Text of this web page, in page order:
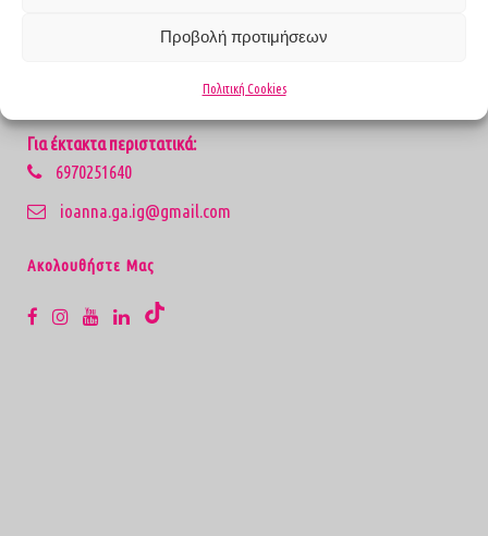
Προβολή προτιμήσεων
Πολιτική Cookies
Ιπποκράτους 21, Μαρούσι Τ.Κ. 15123
Για έκτακτα περιστατικά:
6970251640
ioanna.ga.ig@gmail.com
Aκολουθήστε Μας